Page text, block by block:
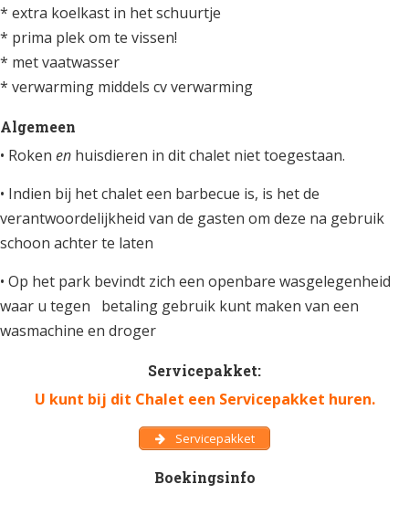
* extra koelkast in het schuurtje
* prima plek om te vissen!
* met vaatwasser
* verwarming middels cv verwarming
Algemeen
• Roken en huisdieren in dit chalet niet toegestaan.
• Indien bij het chalet een barbecue is, is het de
verantwoordelijkheid van de gasten om deze na gebruik
schoon achter te laten
• Op het park bevindt zich een openbare wasgelegenheid
waar u tegen betaling gebruik kunt maken van een
wasmachine en droger
Servicepakket:
U kunt bij dit Chalet een Servicepakket huren.
Servicepakket
Boekingsinfo